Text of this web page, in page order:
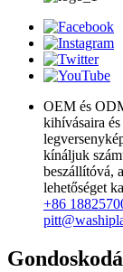
OEM és
kihívásaira
kínáljuk
beszállítóvá,
lehetőséget
+86